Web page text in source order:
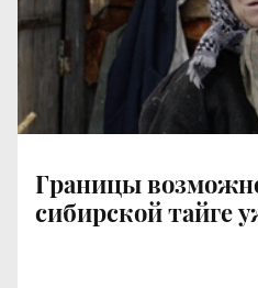
Границы
сибирской тайге